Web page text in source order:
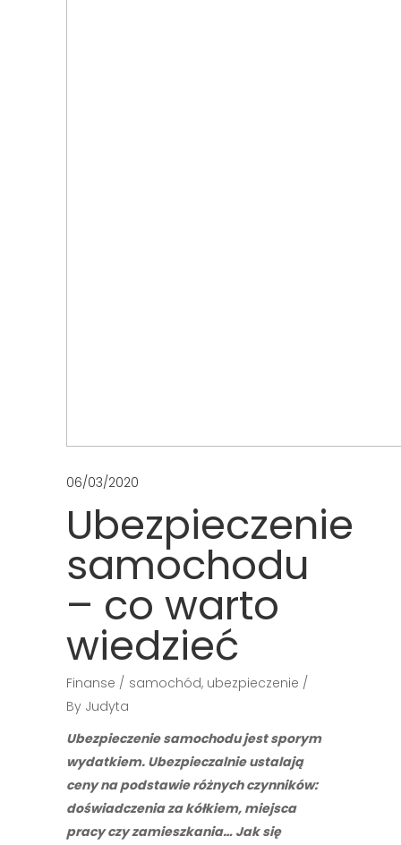
06/03/2020
Ubezpieczenie
samochodu
– co warto
wiedzieć
Finanse samochód, ubezpieczenie
By Judyta
Ubezpieczenie samochodu jest sporym
wydatkiem. Ubezpieczalnie ustalają
ceny na podstawie różnych czynników:
doświadczenia za kółkiem, miejsca
pracy czy zamieszkania… Jak się